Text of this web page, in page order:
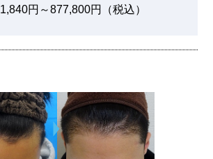
1,840円～877,800円（税込）